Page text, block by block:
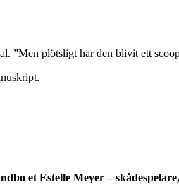
”Men plötsligt har den blivit ett
et Estelle Meyer –